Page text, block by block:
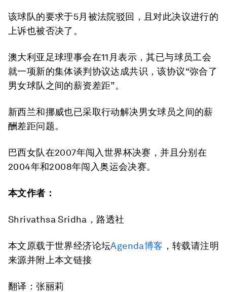
该球队的要求于5月被法院驳回，且对此决议进行的
上诉也被否决了。
澳大利亚足球理事会在11月表示，其已与球员工会
就一项新的集体谈判协议达成共识，该协议“弥合了
男女球队之间的薪资差距”。
新西兰和挪威也已采取行动解决男女球员之间的薪
酬差距问题。
巴西女队在2007年闯入世界杯决赛，并且分别在
2004年和2008年闯入奥运会决赛。
本文作者：
Shrivathsa Sridha，路透社
本文原载于世界经济论坛Agenda博客 ，转载请注明
来源并附上本文链接
翻译：张丽莉